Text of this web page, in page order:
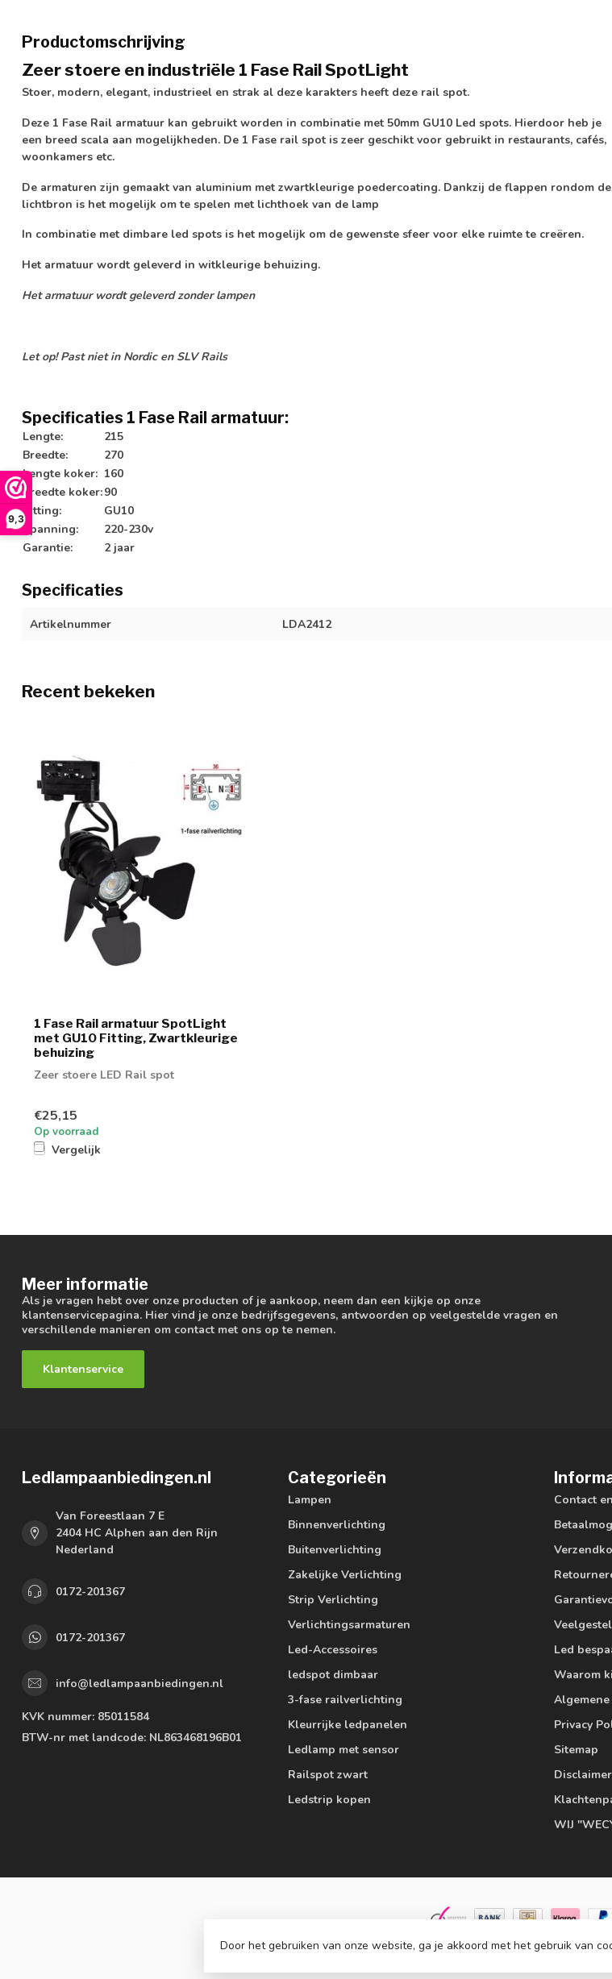
9,3
Productomschrijving
Zeer stoere en industriële 1 Fase Rail SpotLight
Stoer, modern, elegant, industrieel en strak al deze karakters heeft deze rail spot.
Deze 1 Fase Rail armatuur kan gebruikt worden in combinatie met 50mm GU10 Led spots. Hierdoor heb je
een breed scala aan mogelijkheden. De 1 Fase rail spot is zeer geschikt voor gebruikt in restaurants, cafés,
woonkamers etc.
De armaturen zijn gemaakt van aluminium met zwartkleurige poedercoating. Dankzij de flappen rondom de
lichtbron is het mogelijk om te spelen met lichthoek van de lamp
In combinatie met dimbare led spots is het mogelijk om de gewenste sfeer voor elke ruimte te creëren.
Het armatuur wordt geleverd in witkleurige behuizing.
Het armatuur wordt geleverd zonder lampen
Let op! Past niet in Nordic en SLV Rails
Specificaties 1 Fase Rail armatuur:
Lengte:
215
Breedte:
270
Lengte koker: 160
Breedte koker:90
Fitting:
GU10
Spanning:
220-230v
Garantie:
2 jaar
Specificaties
Artikelnummer LDA2412
Recent bekeken
1 Fase Rail armatuur SpotLight
met GU10 Fitting, Zwartkleurige
behuizing
Zeer stoere LED Rail spot
€25,15
Op voorraad
Vergelijk
Meer informatie
Als je vragen hebt over onze producten of je aankoop, neem dan een kijkje op onze
klantenservicepagina. Hier vind je onze bedrijfsgegevens, antwoorden op veelgestelde vragen en
verschillende manieren om contact met ons op te nemen.
Klantenservice
Ledlampaanbiedingen.nl
Van Foreestlaan 7 E
2404 HC Alphen aan den Rijn
Nederland
0172-201367
0172-201367
info@ledlampaanbiedingen.nl
KVK nummer: 85011584
BTW-nr met landcode: NL863468196B01
Categorieën
Lampen
Binnenverlichting
Buitenverlichting
Zakelijke Verlichting
Strip Verlichting
Verlichtingsarmaturen
Led-Accessoires
ledspot dimbaar
3-fase railverlichting
Kleurrijke ledpanelen
Ledlamp met sensor
Railspot zwart
Ledstrip kopen
Contact
Led
Waarom
Privacy
Sitemap
Disclaimer
WIJ
© Copyright 2026
Door het gebruiken van onze website, ga je akkoord met het gebruik van